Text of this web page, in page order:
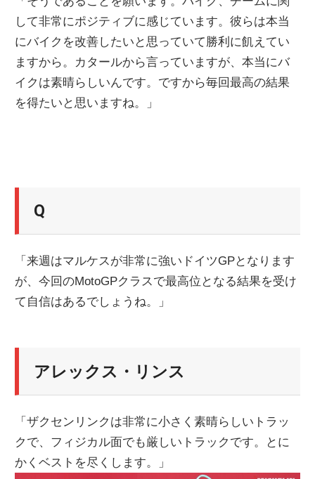
して非常にポジティブに感じています。彼らは本当
にバイクを改善したいと思っていて勝利に飢えてい
ますから。カタールから言っていますが、本当にバ
イクは素晴らしいんです。ですから毎回最高の結果
を得たいと思いますね。」
Q
「来週はマルケスが非常に強いドイツGPとなります
が、今回のMotoGPクラスで最高位となる結果を受け
て自信はあるでしょうね。」
アレックス・リンス
「ザクセンリンクは非常に小さく素晴らしいトラッ
クで、フィジカル面でも厳しいトラックです。とに
かくベストを尽くします。」